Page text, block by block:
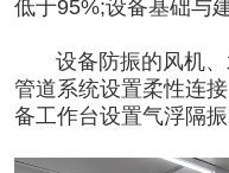
低于95%;设备基础与
设备防振的风机
管道系统设置柔性连
备工作台设置气浮隔振